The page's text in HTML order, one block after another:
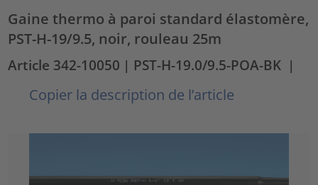
Gaine thermo à paroi standard élastomère,
PST-H-19/9.5, noir, rouleau 25m
Article 342-10050 | PST-H-19.0/9.5-POA-BK |
Copier la description de l’article